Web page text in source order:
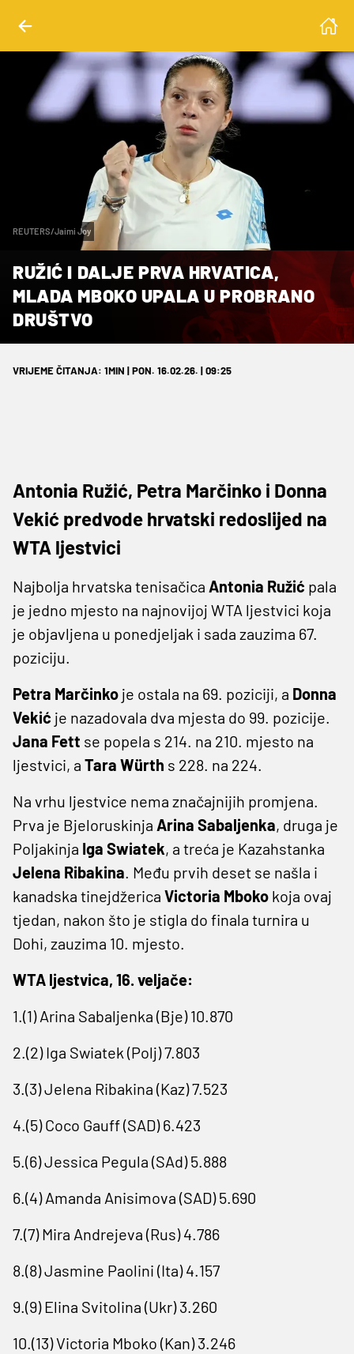
REUTERS/Jaimi Joy
RUŽIĆ I DALJE PRVA HRVATICA,
MLADA MBOKO UPALA U PROBRANO
DRUŠTVO
VRIJEME ČITANJA: 1MIN | PON. 16.02.26. | 09:25
Antonia Ružić, Petra Marčinko i Donna
Vekić predvode hrvatski redoslijed na
WTA ljestvici
Najbolja hrvatska tenisačica Antonia Ružić pala
je jedno mjesto na najnovijoj WTA ljestvici koja
je objavljena u ponedjeljak i sada zauzima 67.
poziciju.
Petra Marčinko je ostala na 69. poziciji, a Donna
Vekić je nazadovala dva mjesta do 99. pozicije.
Jana Fett se popela s 214. na 210. mjesto na
ljestvici, a Tara Würth s 228. na 224.
Na vrhu ljestvice nema značajnijih promjena.
Prva je Bjeloruskinja Arina Sabaljenka, druga je
Poljakinja Iga Swiatek, a treća je Kazahstanka
Jelena Ribakina. Među prvih deset se našla i
kanadska tinejdžerica Victoria Mboko koja ovaj
tjedan, nakon što je stigla do finala turnira u
Dohi, zauzima 10. mjesto.
WTA ljestvica, 16. veljače:
1.(1) Arina Sabaljenka (Bje) 10.870
2.(2) Iga Swiatek (Polj) 7.803
3.(3) Jelena Ribakina (Kaz) 7.523
4.(5) Coco Gauff (SAD) 6.423
5.(6) Jessica Pegula (SAd) 5.888
6.(4) Amanda Anisimova (SAD) 5.690
7.(7) Mira Andrejeva (Rus) 4.786
8.(8) Jasmine Paolini (Ita) 4.157
9.(9) Elina Svitolina (Ukr) 3.260
10.(13) Victoria Mboko (Kan) 3.246